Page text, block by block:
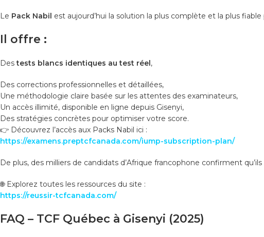
Le Pack Nabil est aujourd’hui la solution la plus complète et la plus
Il offre :
Destests blancs identiques au test réel,
Des corrections professionnelles et détaillées,
Une méthodologie claire basée sur les attentes des examinateurs,
Un accès illimité, disponible en ligne depuis Gisenyi,
Des stratégies concrètes pour optimiser votre score.
👉 Découvrez l’accès aux Packs Nabil ici :
https://examens.preptcfcanada.com/iump-subscription-plan/
De plus, des milliers de candidats d’Afrique francophone confirment
🌐 Explorez toutes les ressources du site :
https://reussir-tcfcanada.com/
FAQ – TCF Québec à Gisenyi (2025)